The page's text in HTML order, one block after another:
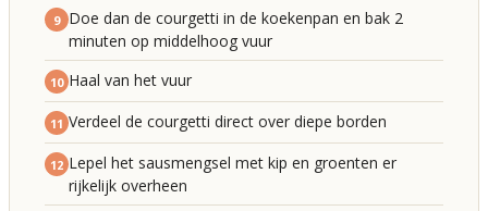
9 Doe dan de courgetti in de koekenpan en bak 2
minuten op middelhoog vuur
10 Haal van het vuur
11 Verdeel de courgetti direct over diepe borden
12 Lepel het sausmengsel met kip en groenten er
rijkelijk overheen